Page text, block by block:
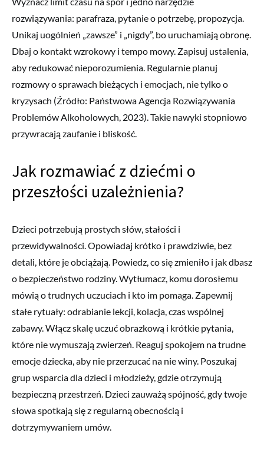
rozwiązywania: parafraza, pytanie o potrzebę, propozycja.
Unikaj uogólnień „zawsze” i „nigdy”, bo uruchamiają obronę.
Dbaj o kontakt wzrokowy i tempo mowy. Zapisuj ustalenia,
aby redukować nieporozumienia. Regularnie planuj
rozmowy o sprawach bieżących i emocjach, nie tylko o
kryzysach (Źródło: Państwowa Agencja Rozwiązywania
Problemów Alkoholowych, 2023). Takie nawyki stopniowo
przywracają zaufanie i bliskość.
Jak rozmawiać z dziećmi o
przeszłości uzależnienia?
Dzieci potrzebują prostych słów, stałości i
przewidywalności. Opowiadaj krótko i prawdziwie, bez
detali, które je obciążają. Powiedz, co się zmieniło i jak dbasz
o bezpieczeństwo rodziny. Wytłumacz, komu dorosłemu
mówią o trudnych uczuciach i kto im pomaga. Zapewnij
stałe rytuały: odrabianie lekcji, kolacja, czas wspólnej
zabawy. Włącz skalę uczuć obrazkową i krótkie pytania,
które nie wymuszają zwierzeń. Reaguj spokojem na trudne
emocje dziecka, aby nie przerzucać na nie winy. Poszukaj
grup wsparcia dla dzieci i młodzieży, gdzie otrzymują
bezpieczną przestrzeń. Dzieci zauważą spójność, gdy twoje
słowa spotkają się z regularną obecnością i
dotrzymywaniem umów.